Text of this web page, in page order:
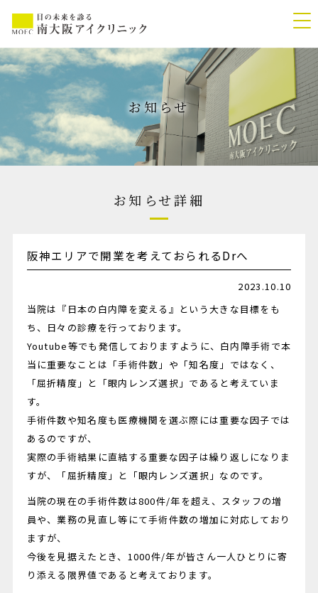
お知らせ
お知らせ詳細
阪神エリアで開業を考えておられるDrへ
2023.10.10
当院は『日本の白内障を変える』という大きな目標をも
ち、日々の診療を行っております。
Youtube等でも発信しておりますように、白内障手術で本
当に重要なことは「手術件数」や「知名度」ではなく、
「屈折精度」と「眼内レンズ選択」であると考えていま
す。
手術件数や知名度も医療機関を選ぶ際には重要な因子では
あるのですが、
実際の手術結果に直結する重要な因子は繰り返しになりま
すが、「屈折精度」と「眼内レンズ選択」なのです。
当院の現在の手術件数は800件/年を超え、スタッフの増
員や、業務の見直し等にて手術件数の増加に対応しており
ますが、
今後を見据えたとき、1000件/年が皆さん一人ひとりに寄
り添える限界値であると考えております。